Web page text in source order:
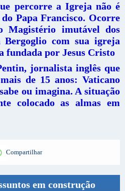
percorre a Igreja não é
Papa Francisco. Ocorre
Magistério imutável dos
Bergoglio com sua igreja
fundada por Jesus Cristo
jornalista inglês que
de 15 anos: Vaticano
ou imagina. A situação
colocado as almas em
Compartilhar
em construção